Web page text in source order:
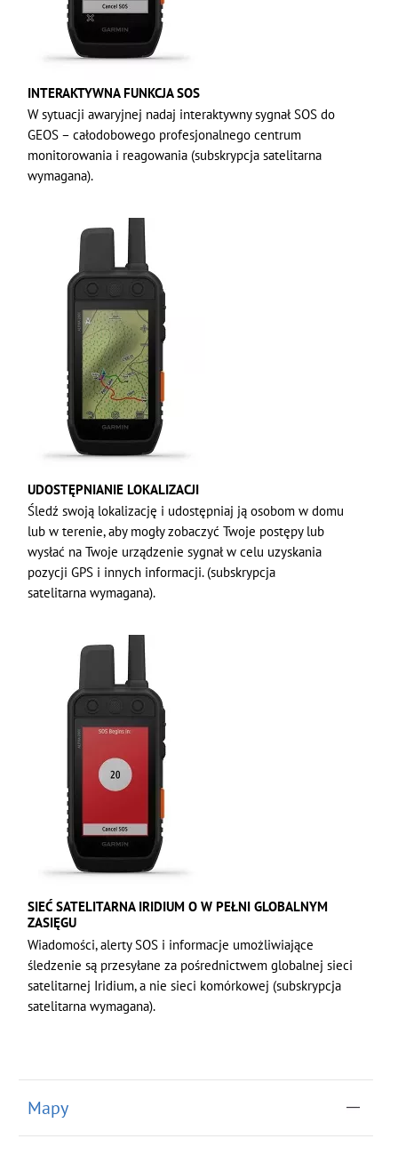
INTERAKTYWNA FUNKCJA SOS
W sytuacji awaryjnej nadaj interaktywny sygnał SOS do
GEOS – całodobowego profesjonalnego centrum
monitorowania i reagowania (subskrypcja satelitarna
wymagana).
UDOSTĘPNIANIE LOKALIZACJI
Śledź swoją lokalizację i udostępniaj ją osobom w domu
lub w terenie, aby mogły zobaczyć Twoje postępy lub
wysłać na Twoje urządzenie sygnał w celu uzyskania
pozycji GPS i innych informacji. (subskrypcja
satelitarna wymagana).
SIEĆ SATELITARNA IRIDIUM O W PEŁNI GLOBALNYM
ZASIĘGU
Wiadomości, alerty SOS i informacje umożliwiające
śledzenie są przesyłane za pośrednictwem globalnej sieci
satelitarnej Iridium, a nie sieci komórkowej (subskrypcja
satelitarna wymagana).
Mapy